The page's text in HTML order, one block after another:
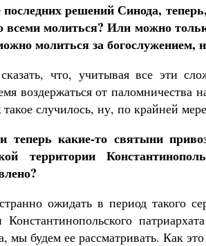
решений Синода,
всеми молиться? Или можно
молиться за богослужением,
что, учитывая все эти
воздержаться от
случилось, ну, по крайней
теперь какие-то святыни
территории
ожидать в период такого
Константинопольского
мы будем ее рассматривать. Как